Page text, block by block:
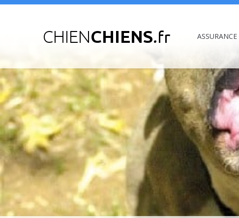
ASSURANCE
Vous êtes ici :